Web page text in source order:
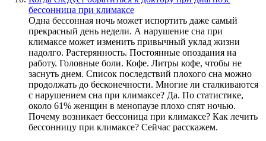
бессонница при климаксе
Одна бессонная ночь может испортить даже самый
прекрасный день недели. А нарушение сна при
климаксе может изменить привычный уклад жизни
надолго. Растерянность. Постоянные опоздания на
работу. Головные боли. Кофе. Литры кофе, чтобы не
заснуть днем. Список последствий плохого сна можно
продолжать до бесконечности. Многие ли сталкиваются
с нарушением сна при климаксе? Да. По статистике,
около 61% женщин в менопаузе плохо спят ночью.
Почему возникает бессоница при климаксе? Как лечить
бессонницу при климаксе? Сейчас расскажем.